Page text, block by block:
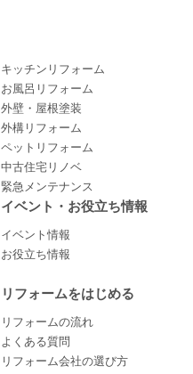
キッチンリフォーム
お風呂リフォーム
外壁・屋根塗装
外構リフォーム
ペットリフォーム
中古住宅リノベ
緊急メンテナンス
イベント・お役立ち情報
イベント情報
お役立ち情報
リフォームをはじめる
リフォームの流れ
よくある質問
リフォーム会社の選び方